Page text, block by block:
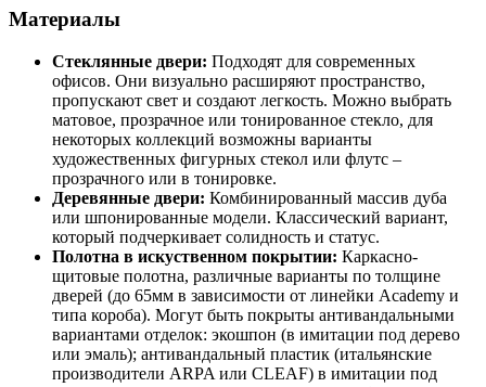
Материалы
Стеклянные двери: Подходят для современных
офисов. Они визуально расширяют пространство,
пропускают свет и создают легкость. Можно выбрать
матовое, прозрачное или тонированное стекло, для
некоторых коллекций возможны варианты
художественных фигурных стекол или флутс –
прозрачного или в тонировке.
Деревянные двери: Комбинированный массив дуба
или шпонированные модели. Классический вариант,
который подчеркивает солидность и статус.
Полотна в искуственном покрытии: Каркасно-
щитовые полотна, различные варианты по толщине
дверей (до 65мм в зависимости от линейки Academy и
типа короба). Могут быть покрыты антивандальными
вариантами отделок: экошпон (в имитации под дерево
или эмаль); антивандальный пластик (итальянские
производители ARPA или CLEAF) в имитации под